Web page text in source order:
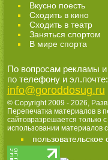
Вкусно поесть
Сходить в кино
Cходить в театр
Заняться спортом
В мире спорта
По вопросам рекламы
по телефону и эл.почте:
info@goroddosug.ru
© Copyright 2009 - 2026,
Перепечатка материалов в
сайтовразрешается только
использовании материалов
пользовательское